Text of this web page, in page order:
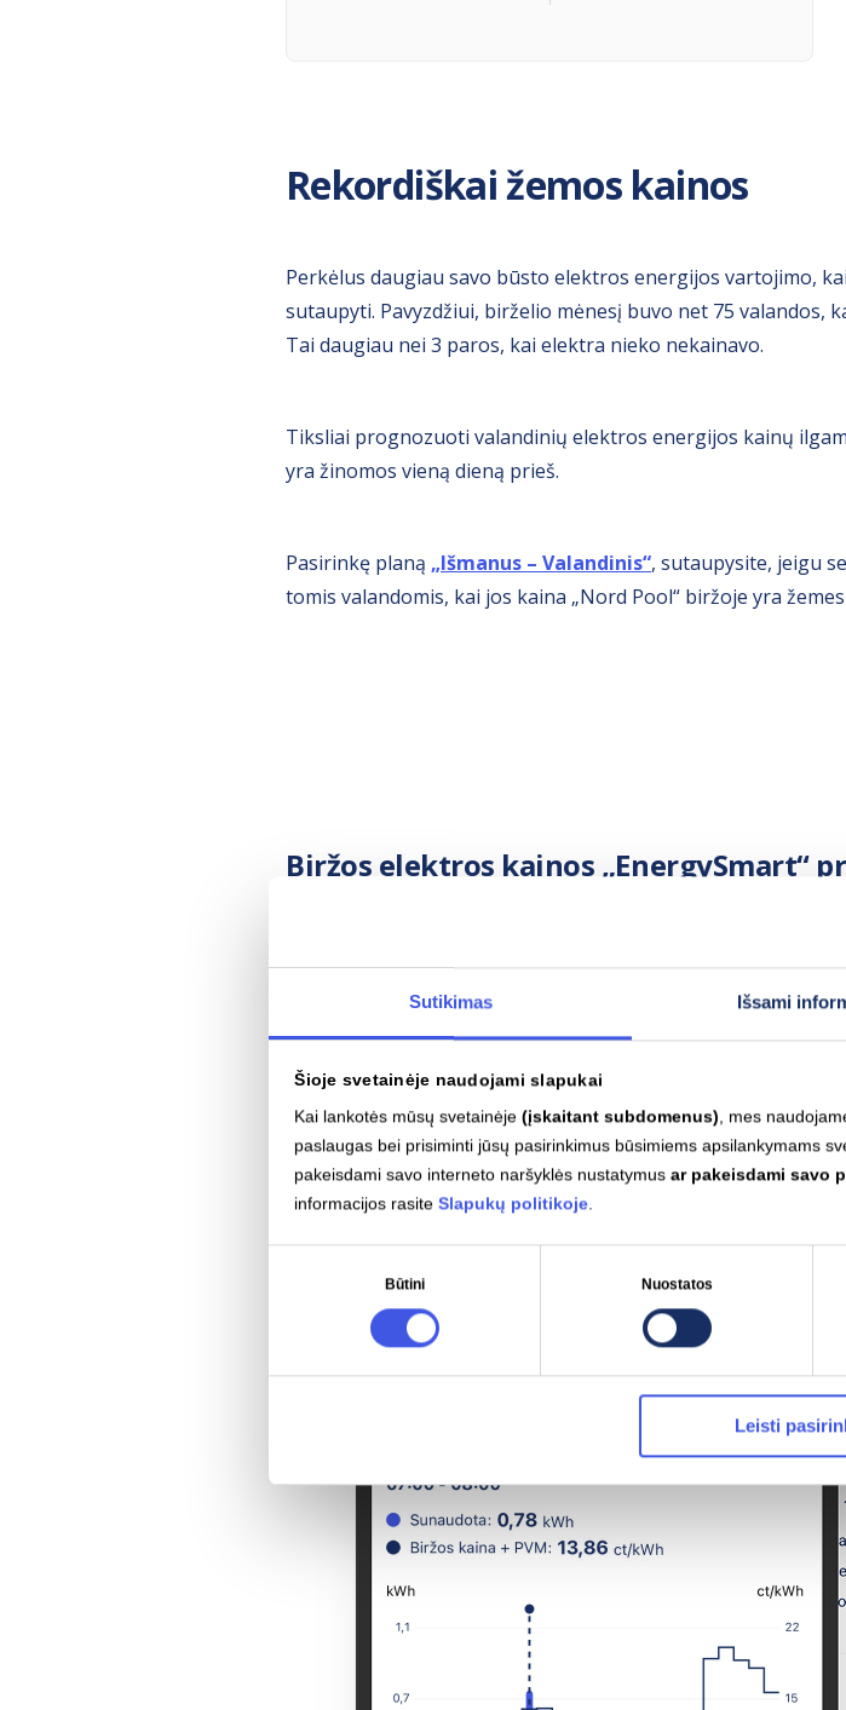
Sutikimas Išsami
Šioje svetainėje naudojami slapukai
Kai lankotės mūsų svetainėje(įskaitant subdomenus), mes
paslaugas bei prisiminti jūsų pasirinkimus būsimiems apsilankymams
pakeisdami savo interneto naršyklės nustatymusar pakeisdami savo
informacijos rasiteSlapukų politikoje.
Būtini Nuostatos
Leisti
Rekordiškai žemos kainos
Perkėlus daugiau savo būsto elektros energijos vartojimo,
sutaupyti. Pavyzdžiui, birželio mėnesį buvo net 75 valandos,
Tai daugiau nei 3 paros, kai elektra nieko nekainavo.
Tiksliai prognozuoti valandinių elektros energijos kainų
yra žinomos vieną dieną prieš.
Pasirinkę planą „Išmanus – Valandinis“, sutaupysite, jeigu
tomis valandomis, kai jos kaina „Nord Pool“ biržoje yra
Biržos elektros kainos „EnergySmart“
Planuokite buities darbus pagal žemiausias ir aukščiausias
Atsisiųsti iš